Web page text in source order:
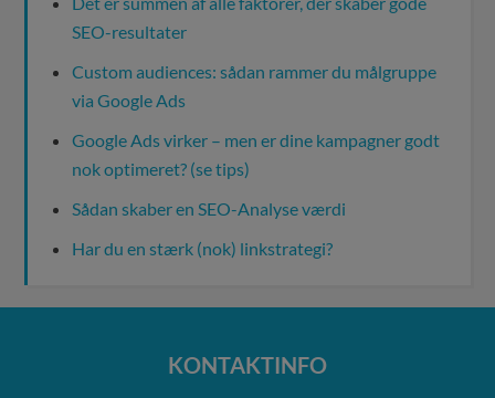
SEO-resultater
Custom audiences: sådan rammer du målgruppe
via Google Ads
Google Ads virker – men er dine kampagner godt
nok optimeret? (se tips)
Sådan skaber en SEO-Analyse værdi
Har du en stærk (nok) linkstrategi?
KONTAKTINFO